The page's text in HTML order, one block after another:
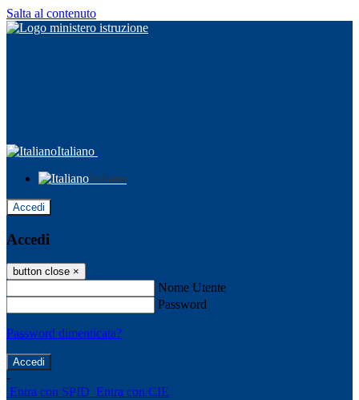
Salta al contenuto
Italiano
Italiano
Accedi
Accedi
button close ×
Nome Utente
Password
Password dimenticata?
-
Entra con SPID Entra con CIE